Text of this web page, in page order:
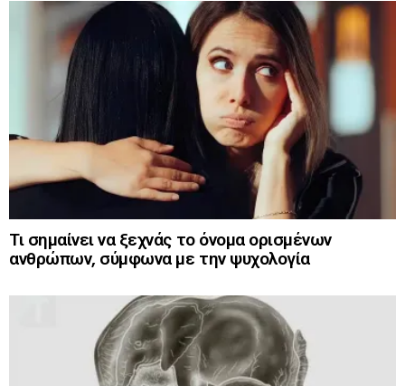
Τι σημαίνει να ξεχνάς το όνομα ορισμένων
ανθρώπων, σύμφωνα με την ψυχολογία